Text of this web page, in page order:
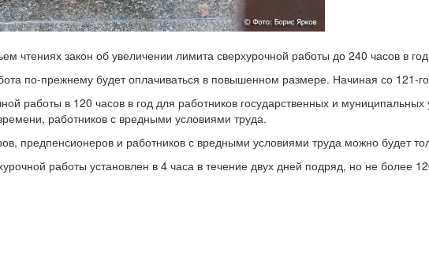
чтениях закон об увеличении лимита сверхурочной работы до 240 часов в
по-прежнему будет оплачиваться в повышенном размере. Начиная со
работы в 120 часов в год для работников государственных и
работников с вредными условиями труда.
предпенсионеров и работников с вредными условиями труда можно будет
работы установлен в 4 часа в течение двух дней подряд, но не более